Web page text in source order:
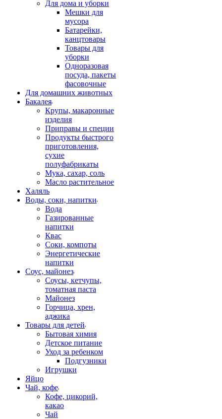
Для дома и уборки
Мешки для
мусора
Батарейки,
канцтовары
Товары для
уборки
Одноразовая
посуда, пакеты
фасовочные
Для домашних животных
Бакалея
Крупы, макаронные
изделия
Приправы и специи
Продукты быстрого
приготовления,
сухие
полуфабрикаты
Мука, сахар, соль
Масло растительное
Халяль
Воды, соки, напитки
Вода
Газированные
напитки
Квас
Соки, компоты
Энергетические
напитки
Соус, майонез
Соусы, кетчупы,
томатная паста
Майонез
Горчица, хрен,
аджика
Товары для детей
Бытовая химия
Детское питание
Уход за ребенком
Подгузники
Игрушки
Яйцо
Чай, кофе
Кофе, цикорий,
какао
Чай